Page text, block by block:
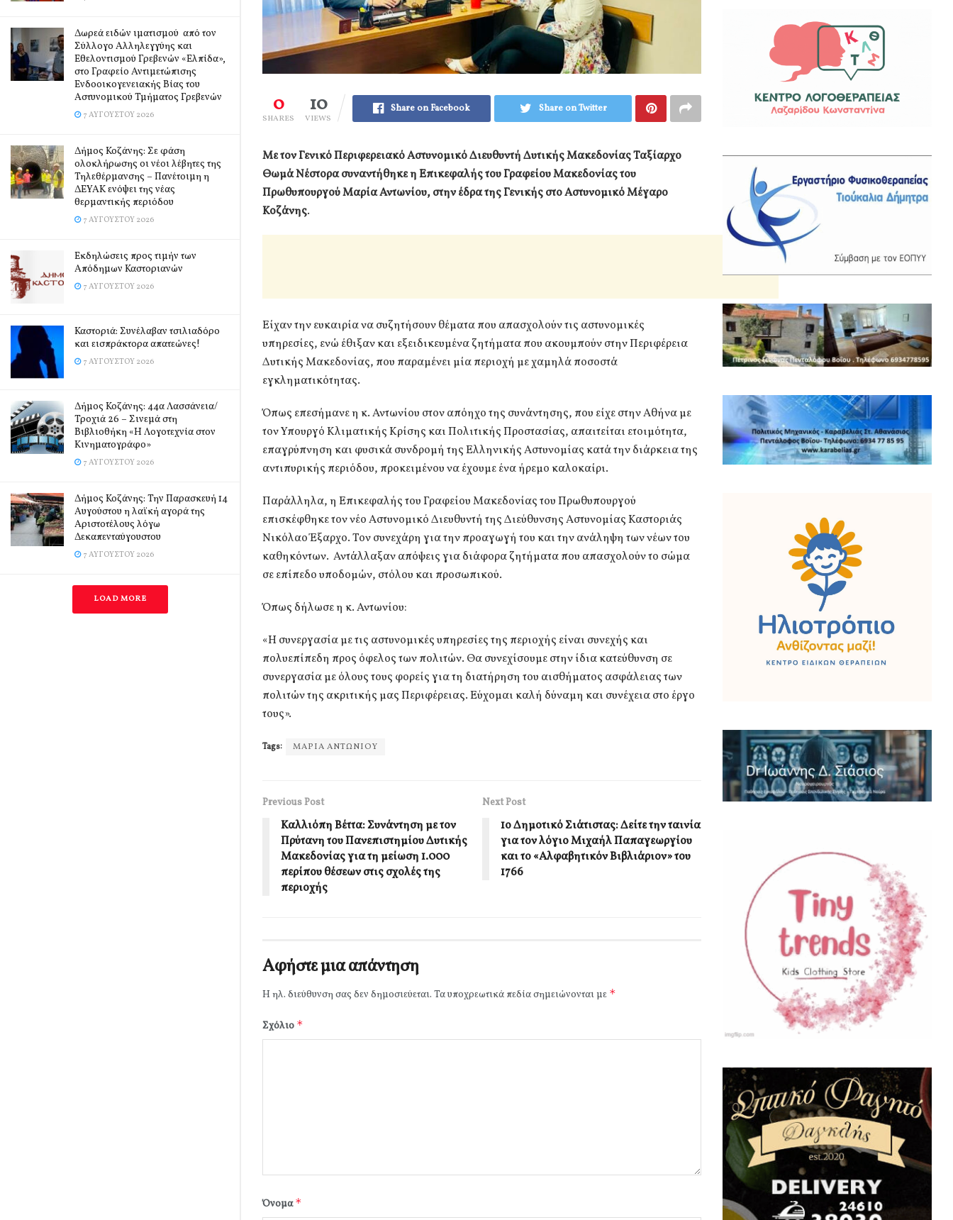
Δωρεά ειδών ιματισμού από τον
Σύλλογο Αλληλεγγύης και
Εθελοντισμού Γρεβενών «Ελπίδα»,
στο Γραφείο Αντιμετώπισης
Ενδοοικογενειακής Βίας του
Αστυνομικού Τμήματος Γρεβενών
7 ΑΥΓΟΎΣΤΟΥ 2026
Δήμος Κοζάνης: Σε φάση
ολοκλήρωσης οι νέοι λέβητες της
Τηλεθέρμανσης – Πανέτοιμη η
ΔΕΥΑΚ ενόψει της νέας
θερμαντικής περιόδου
7 ΑΥΓΟΎΣΤΟΥ 2026
Εκδηλώσεις προς τιμήν των
Απόδημων Καστοριανών
7 ΑΥΓΟΎΣΤΟΥ 2026
Καστοριά: Συνέλαβαν τσιλιαδόρο
και εισπράκτορα απατεώνες!
7 ΑΥΓΟΎΣΤΟΥ 2026
Δήμος Κοζάνης: 44α Λασσάνεια/
Τροχιά 26 – Σινεμά στη
Βιβλιοθήκη «Η Λογοτεχνία στον
Κινηματογράφο»
7 ΑΥΓΟΎΣΤΟΥ 2026
Δήμος Κοζάνης: Την Παρασκευή 14
Αυγούστου η λαϊκή αγορά της
Αριστοτέλους λόγω
Δεκαπενταύγουστου
7 ΑΥΓΟΎΣΤΟΥ 2026
LOAD MORE
0
SHARES
10
VIEWS
Share on Facebook Share on Twitter
Με τον Γενικό Περιφερειακό Αστυνομικό Διευθυντή Δυτικής Μακεδονίας Ταξίαρχο
Θωμά Νέστορα συναντήθηκε η Επικεφαλής του Γραφείου Μακεδονίας του
Πρωθυπουργού Μαρία Αντωνίου, στην έδρα της Γενικής στο Αστυνομικό Μέγαρο
Κοζάνης.
Είχαν την ευκαιρία να συζητήσουν θέματα που απασχολούν τις αστυνομικές
υπηρεσίες, ενώ έθιξαν και εξειδικευμένα ζητήματα που ακουμπούν στην Περιφέρεια
Δυτικής Μακεδονίας, που παραμένει μία περιοχή με χαμηλά ποσοστά
εγκληματικότητας.
Όπως επεσήμανε η κ. Αντωνίου στον απόηχο της συνάντησης, που είχε στην Αθήνα με
τον Υπουργό Κλιματικής Κρίσης και Πολιτικής Προστασίας, απαιτείται ετοιμότητα,
επαγρύπνηση και φυσικά συνδρομή της Ελληνικής Αστυνομίας κατά την διάρκεια της
αντιπυρικής περιόδου, προκειμένου να έχουμε ένα ήρεμο καλοκαίρι.
Παράλληλα, η Επικεφαλής του Γραφείου Μακεδονίας του Πρωθυπουργού
επισκέφθηκε τον νέο Αστυνομικό Διευθυντή της Διεύθυνσης Αστυνομίας Καστοριάς
Νικόλαο Έξαρχο. Τον συνεχάρη για την προαγωγή του και την ανάληψη των νέων του
καθηκόντων. Αντάλλαξαν απόψεις για διάφορα ζητήματα που απασχολούν το σώμα
σε επίπεδο υποδομών, στόλου και προσωπικού.
Όπως δήλωσε η κ. Αντωνίου:
«Η συνεργασία με τις αστυνομικές υπηρεσίες της περιοχής είναι συνεχής και
πολυεπίπεδη προς όφελος των πολιτών. Θα συνεχίσουμε στην ίδια κατεύθυνση σε
συνεργασία με όλους τους φορείς για τη διατήρηση του αισθήματος ασφάλειας των
πολιτών της ακριτικής μας Περιφέρειας. Εύχομαι καλή δύναμη και συνέχεια στο έργο
τους».
Tags: ΜΑΡΙΑ ΑΝΤΩΝΙΟΥ
Previous Post
Καλλιόπη Βέττα: Συνάντηση με τον
Πρύτανη του Πανεπιστημίου Δυτικής
Μακεδονίας για τη μείωση 1.000
περίπου θέσεων στις σχολές της
περιοχής
Next Post
1ο Δημοτικό Σιάτιστας: Δείτε την ταινία
για τον λόγιο Μιχαήλ Παπαγεωργίου
και το «Αλφαβητικόν Βιβλιάριον» του
1766
Αφήστε μια απάντηση
Η ηλ. διεύθυνση σας δεν δημοσιεύεται. Τα υποχρεωτικά πεδία σημειώνονται με *
Σχόλιο *
Όνομα*